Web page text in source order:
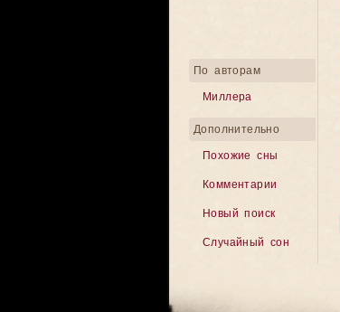
По авторам
Миллера
Дополнительно
Похожие сны
Комментарии
Новый поиск
Случайный сон